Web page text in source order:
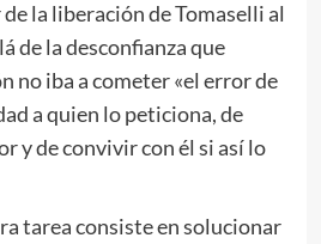
la liberación de Tomaselli al
de la desconfianza que
no iba a cometer «el error de
a quien lo peticiona, de
y de convivir con él si así lo
tarea consiste en solucionar